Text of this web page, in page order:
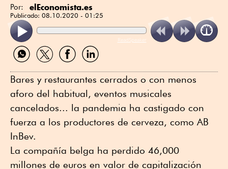
Por: elEconomista.es
Publicado: 08.10.2020 - 01:25
ReadSpeaker
Compartir
por
Compartir
por
Compartir
por
Compartir
por
Bares y restaurantes cerrados o con menos
aforo del habitual, eventos musicales
cancelados... la pandemia ha castigado con
fuerza a los productores de cerveza, como AB
InBev.
La compañía belga ha perdido 46,000
millones de euros en valor de capitalización